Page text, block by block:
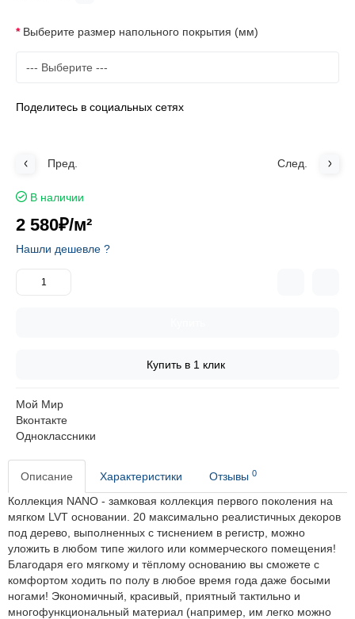
Выберите размер напольного покрытия (мм)
Поделитесь в социальных сетях
Пред. След.
В наличии
2 580₽/м²
Нашли дешевле ?
Купить в 1 клик
Мой Мир
Вконтакте
Одноклассники
Описание Характеристики Отзывы 0
Коллекция NANO - замковая коллекция первого поколения на
мягком LVT основании. 20 максимально реалистичных декоров
под дерево, выполненных с тиснением в регистр, можно
уложить в любом типе жилого или коммерческого помещения!
Благодаря его мягкому и тёплому основанию вы сможете с
комфортом ходить по полу в любое время года даже босыми
ногами! Экономичный, красивый, приятный тактильно и
многофункциональный материал (например, им легко можно